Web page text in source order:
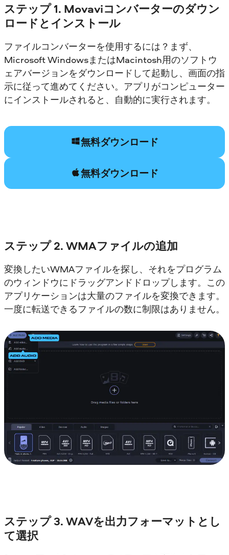
ステップ 1. Movaviコンバーターのダウン
ロードとインストール
ファイルコンバーターを使用するには？まず、
Microsoft WindowsまたはMacintosh用のソフトウ
ェアバージョンをダウンロードして起動し、画面の指
示に従って進めてください。アプリがコンピューター
にインストールされると、自動的に実行されます。
無料ダウンロード
無料ダウンロード
ステップ 2. WMAファイルの追加
変換したいWMAファイルを探し、それをプログラム
のウィンドウにドラッグアンドドロップします。この
アプリケーションは大量のファイルを変換できます。
一度に転送できるファイルの数に制限はありません。
ステップ 3. WAVを出力フォーマットとし
て選択